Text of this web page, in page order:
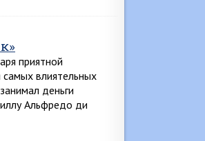
приятной
влиятельных
деньги
Альфредо ди